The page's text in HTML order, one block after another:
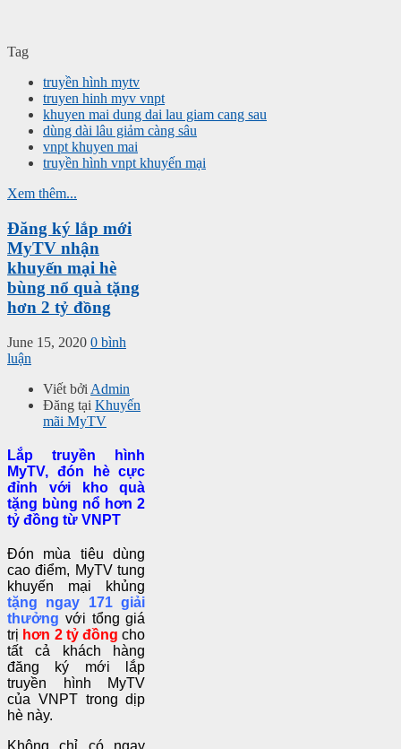
Tag
truyền hình mytv
truyen hinh myv vnpt
khuyen mai dung dai lau giam cang sau
dùng dài lâu giảm càng sâu
vnpt khuyen mai
truyền hình vnpt khuyến mại
Xem thêm...
Đăng ký lắp mới
MyTV nhận
khuyến mại hè
bùng nổ quà tặng
hơn 2 tỷ đồng
June 15, 2020 0 bình
luận
Viết bởi Admin
Đăng tại Khuyến
mãi MyTV
Lắp truyền hình
MyTV, đón hè cực
đỉnh với kho quà
tặng bùng nổ hơn 2
tỷ đồng từ VNPT
Đón mùa tiêu dùng
cao điểm, MyTV tung
khuyến mại khủng
tặng ngay
171 giải
thưởng với tổng giá
trị hơn 2 tỷ đồng cho
tất cả khách hàng
đăng ký mới lắp
truyền hình MyTV
của VNPT trong dịp
hè này.
Không chỉ có ngay